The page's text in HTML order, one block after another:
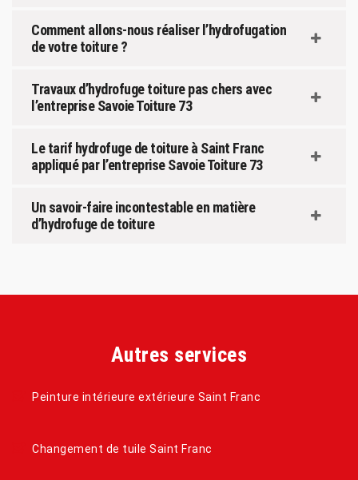
Comment allons-nous réaliser l’hydrofugation
de votre toiture ?
Travaux d’hydrofuge toiture pas chers avec
l’entreprise Savoie Toiture 73
Le tarif hydrofuge de toiture à Saint Franc
appliqué par l’entreprise Savoie Toiture 73
Un savoir-faire incontestable en matière
d’hydrofuge de toiture
Autres services
Peinture intérieure extérieure Saint Franc
Changement de tuile Saint Franc